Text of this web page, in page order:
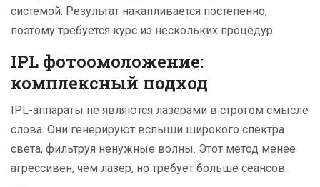
системой. Результат накапливается постепенно,
поэтому требуется курс из нескольких процедур.
IPL фотоомоложение:
комплексный подход
IPL-аппараты не являются лазерами в строгом смысле
слова. Они генерируют вспыши широкого спектра
света, фильтруя ненужные волны. Этот метод менее
агрессивен, чем лазер, но требует больше сеансов.